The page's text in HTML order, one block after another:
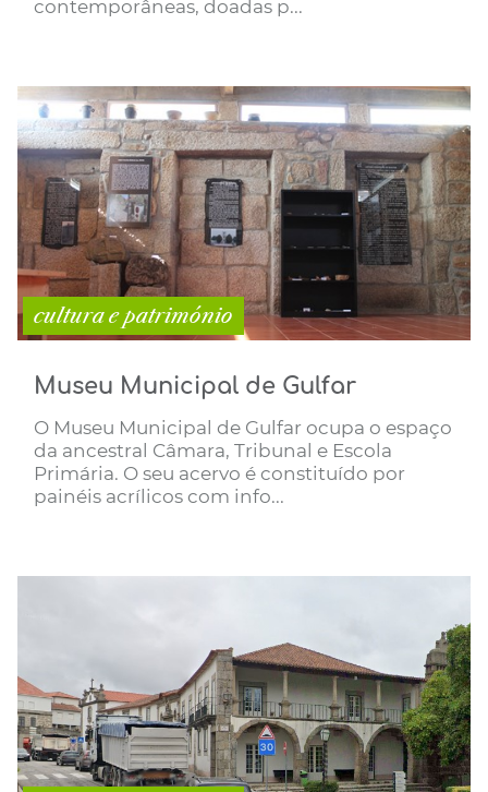
contemporâneas, doadas p...
cultura e património
Museu Municipal de Gulfar
O Museu Municipal de Gulfar ocupa o espaço
da ancestral Câmara, Tribunal e Escola
Primária. O seu acervo é constituído por
painéis acrílicos com info...